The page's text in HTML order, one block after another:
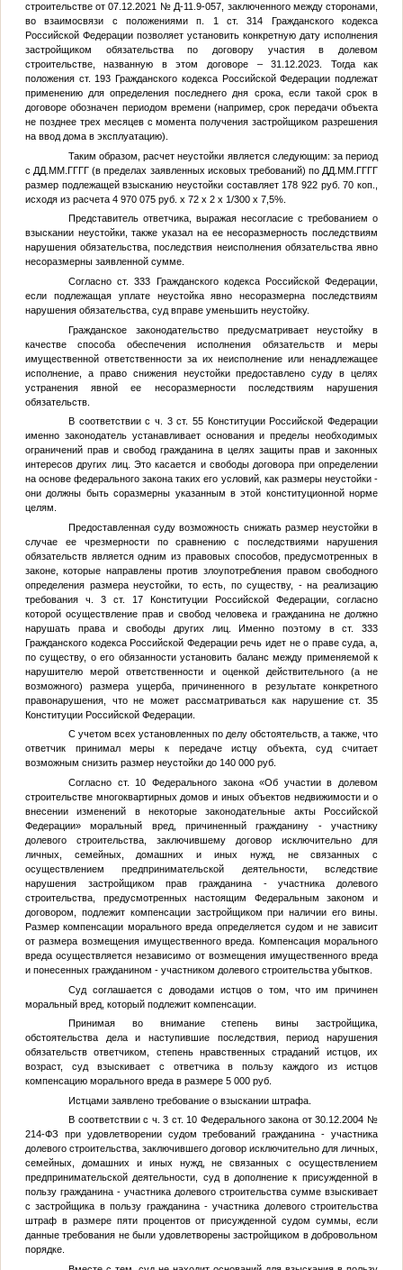
строительстве от 07.12.2021 № Д-11.9-057, заключенного между сторонами,
во взаимосвязи с положениями п. 1 ст. 314 Гражданского кодекса
Российской Федерации позволяет установить конкретную дату исполнения
застройщиком обязательства по договору участия в долевом
строительстве, названную в этом договоре – 31.12.2023. Тогда как
положения ст. 193 Гражданского кодекса Российской Федерации подлежат
применению для определения последнего дня срока, если такой срок в
договоре обозначен периодом времени (например, срок передачи объекта
не позднее трех месяцев с момента получения застройщиком разрешения
на ввод дома в эксплуатацию).
Таким образом, расчет неустойки является следующим: за период
с ДД.ММ.ГГГГ (в пределах заявленных исковых требований) по ДД.ММ.ГГГГ
размер подлежащей взысканию неустойки составляет 178 922 руб. 70 коп.,
исходя из расчета 4 970 075 руб. х 72 х 2 х 1/300 х 7,5%.
Представитель ответчика, выражая несогласие с требованием о
взыскании неустойки, также указал на ее несоразмерность последствиям
нарушения обязательства, последствия неисполнения обязательства явно
несоразмерны заявленной сумме.
Согласно ст. 333 Гражданского кодекса Российской Федерации,
если подлежащая уплате неустойка явно несоразмерна последствиям
нарушения обязательства, суд вправе уменьшить неустойку.
Гражданское законодательство предусматривает неустойку в
качестве способа обеспечения исполнения обязательств и меры
имущественной ответственности за их неисполнение или ненадлежащее
исполнение, а право снижения неустойки предоставлено суду в целях
устранения явной ее несоразмерности последствиям нарушения
обязательств.
В соответствии с ч. 3 ст. 55 Конституции Российской Федерации
именно законодатель устанавливает основания и пределы необходимых
ограничений прав и свобод гражданина в целях защиты прав и законных
интересов других лиц. Это касается и свободы договора при определении
на основе федерального закона таких его условий, как размеры неустойки -
они должны быть соразмерны указанным в этой конституционной норме
целям.
Предоставленная суду возможность снижать размер неустойки в
случае ее чрезмерности по сравнению с последствиями нарушения
обязательств является одним из правовых способов, предусмотренных в
законе, которые направлены против злоупотребления правом свободного
определения размера неустойки, то есть, по существу, - на реализацию
требования ч. 3 ст. 17 Конституции Российской Федерации, согласно
которой осуществление прав и свобод человека и гражданина не должно
нарушать права и свободы других лиц. Именно поэтому в ст. 333
Гражданского кодекса Российской Федерации речь идет не о праве суда, а,
по существу, о его обязанности установить баланс между применяемой к
нарушителю мерой ответственности и оценкой действительного (а не
возможного) размера ущерба, причиненного в результате конкретного
правонарушения, что не может рассматриваться как нарушение ст. 35
Конституции Российской Федерации.
С учетом всех установленных по делу обстоятельств, а также, что
ответчик принимал меры к передаче истцу объекта, суд считает
возможным снизить размер неустойки до 140 000 руб.
Согласно ст. 10 Федерального закона «Об участии в долевом
строительстве многоквартирных домов и иных объектов недвижимости и о
внесении изменений в некоторые законодательные акты Российской
Федерации» моральный вред, причиненный гражданину - участнику
долевого строительства, заключившему договор исключительно для
личных, семейных, домашних и иных нужд, не связанных с
осуществлением предпринимательской деятельности, вследствие
нарушения застройщиком прав гражданина - участника долевого
строительства, предусмотренных настоящим Федеральным законом и
договором, подлежит компенсации застройщиком при наличии его вины.
Размер компенсации морального вреда определяется судом и не зависит
от размера возмещения имущественного вреда. Компенсация морального
вреда осуществляется независимо от возмещения имущественного вреда
и понесенных гражданином - участником долевого строительства убытков.
Суд соглашается с доводами истцов о том, что им причинен
моральный вред, который подлежит компенсации.
Принимая во внимание степень вины застройщика,
обстоятельства дела и наступившие последствия, период нарушения
обязательств ответчиком, степень нравственных страданий истцов, их
возраст, суд взыскивает с ответчика в пользу каждого из истцов
компенсацию морального вреда в размере 5 000 руб.
Истцами заявлено требование о взыскании штрафа.
В соответствии с ч. 3 ст. 10 Федерального закона от 30.12.2004 №
214-ФЗ при удовлетворении судом требований гражданина - участника
долевого строительства, заключившего договор исключительно для личных,
семейных, домашних и иных нужд, не связанных с осуществлением
предпринимательской деятельности, суд в дополнение к присужденной в
пользу гражданина - участника долевого строительства сумме взыскивает
с застройщика в пользу гражданина - участника долевого строительства
штраф в размере пяти процентов от присужденной судом суммы, если
данные требования не были удовлетворены застройщиком в добровольном
порядке.